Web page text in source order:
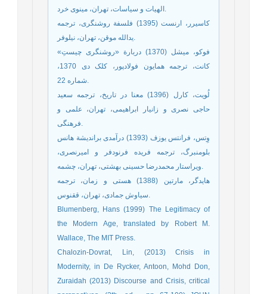
الهیات و سیاسات، تهران، مینوی خرد.
کاسیرر، ارنست (1395) فلسفة روشنگری، ترجمه
یدالله موقن، تهران، نیلوفر.
فوکو، میشل (1370) دربارة «روشنگری چیستِ»
کانت، ترجمه‌ همایون فولادپور، کلک دی 1370،
شماره 22.
لُویت، کارل (1396) معنا در تاریخ، ترجمه‌ سعید
حاجی نصری و زانیار ابراهیمی، تهران، علمی و
فرهنگی.
وِتس، فرانتس یوزف (1393) درآمدی براندیشة هانس
بلومنبرگ، ترجمه‌ فریده فرنودفر و امیرنصری،
ویراستار محمدرضا حسینی بهشتی، تهران، چشمه.
هایدگر، مارتین (1388) هستی و زمان، ترجمه
سیاوش جمادی، تهران، ققنوس.
Blumenberg, Hans (1999) The Legitimacy of
the Modern Age, translated by Robert M.
Wallace, The MIT Press.
Chalozin-Dovrat, Lin, (2013) Crisis in
Modernity, in De Rycker, Antoon, Mohd Don,
Zuraidah (2013) Discourse and Crisis, critical